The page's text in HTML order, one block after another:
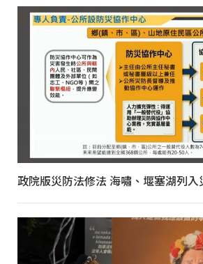
政院版災防法修法 海嘯、堰塞湖列入